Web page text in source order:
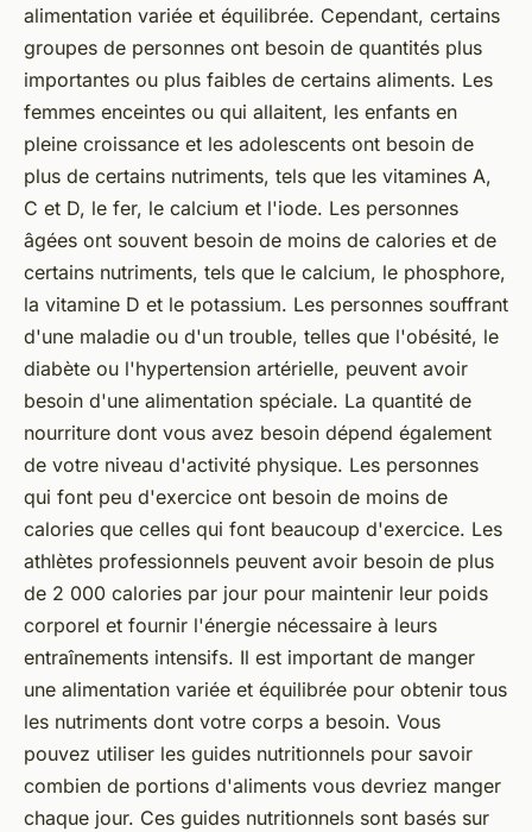
alimentation variée et équilibrée. Cependant, certains
groupes de personnes ont besoin de quantités plus
importantes ou plus faibles de certains aliments. Les
femmes enceintes ou qui allaitent, les enfants en
pleine croissance et les adolescents ont besoin de
plus de certains nutriments, tels que les vitamines A,
C et D, le fer, le calcium et l'iode. Les personnes
âgées ont souvent besoin de moins de calories et de
certains nutriments, tels que le calcium, le phosphore,
la vitamine D et le potassium. Les personnes souffrant
d'une maladie ou d'un trouble, telles que l'obésité, le
diabète ou l'hypertension artérielle, peuvent avoir
besoin d'une alimentation spéciale. La quantité de
nourriture dont vous avez besoin dépend également
de votre niveau d'activité physique. Les personnes
qui font peu d'exercice ont besoin de moins de
calories que celles qui font beaucoup d'exercice. Les
athlètes professionnels peuvent avoir besoin de plus
de 2 000 calories par jour pour maintenir leur poids
corporel et fournir l'énergie nécessaire à leurs
entraînements intensifs. Il est important de manger
une alimentation variée et équilibrée pour obtenir tous
les nutriments dont votre corps a besoin. Vous
pouvez utiliser les guides nutritionnels pour savoir
combien de portions d'aliments vous devriez manger
chaque jour. Ces guides nutritionnels sont basés sur